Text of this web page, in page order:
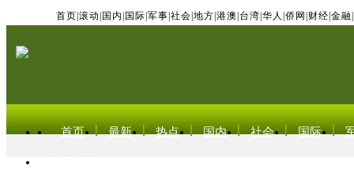
首页 滚动 国内 国际 军事 社会 地方 港澳 台湾 华人 侨网 财经 金融
首页 最新 热点 国内 社会 国际